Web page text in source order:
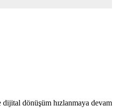
dönüşüm hızlanmaya devam